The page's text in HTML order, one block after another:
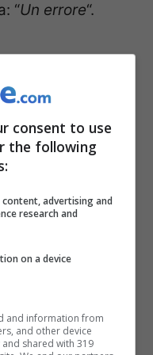
“Un errore“.
per
militare in
dalla
annuncia il
contro la
il nome dell’ex
consent to use
the following
advertising and
research and
on a device
and information from
and other device
shared with 319